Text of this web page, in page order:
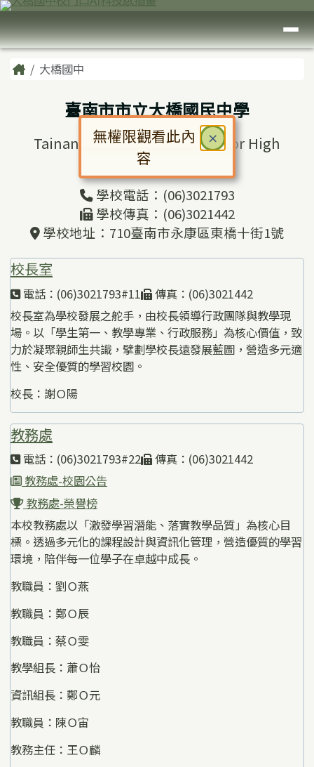
跳至主內容區
臺南市大橋國中
導覽列
主內容區域
Home大橋國中
臺南市市立大橋國民中學
Tainan Municipal Daciao Junior High
School
學校電話：(06)3021793
學校傳真：(06)3021442
學校地址：710臺南市永康區東橋十街1號
校長室
電話：(06)3021793#11
傳真：(06)3021442
校長室為學校發展之舵手，由校長領導行政團隊與教學現
場。以「學生第一、教學專業、行政服務」為核心價值，致
力於凝聚親師生共識，擘劃學校長遠發展藍圖，營造多元適
性、安全優質的學習校園。
校長：謝Ｏ陽
教務處
電話：(06)3021793#22
傳真：(06)3021442
教務處-校園公告
教務處-榮譽榜
本校教務處以「激發學習潛能、落實教學品質」為核心目
標。透過多元化的課程設計與資訊化管理，營造優質的學習
環境，陪伴每一位學子在卓越中成長。
教職員：劉Ｏ燕
教職員：鄭Ｏ辰
教職員：蔡Ｏ雯
教學組長：蕭Ｏ怡
資訊組長：鄭Ｏ元
教職員：陳Ｏ宙
教務主任：王Ｏ麟
頁尾區域
× 關閉
無權限觀看此內
容
對話框已開啟。請使用 Tab 鍵在